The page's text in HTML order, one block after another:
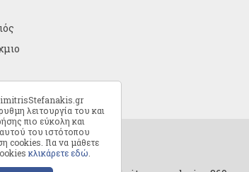
λειτουργία του και
πιο εύκολη και
του ιστότοπου
cookies. Για να μάθετε
κλικάρετε εδώ.
Στεφανάκης